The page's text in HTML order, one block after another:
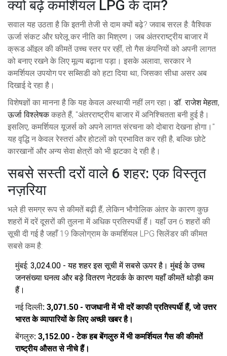
क्यों बढ़े कमर्शियल LPG के दाम?
सवाल यह उठता है कि इतनी तेजी से दाम क्यों बढ़े? जवाब सरल है: वैश्विक
ऊर्जा संकट और घरेलू कर नीति का मिश्रण। जब अंतरराष्ट्रीय बाजार में
क्रूड ऑइल की कीमतें उच्च स्तर पर रहीं, तो गैस कंपनियों को अपनी लागत
को बनाए रखने के लिए मूल्य बढ़ाना पड़ा। इसके अलावा, सरकार ने
कमर्शियल उपयोग पर सब्सिडी को हटा दिया था, जिसका सीधा असर अब
दिखाई दे रहा है।
विशेषज्ञों का मानना है कि यह केवल अस्थायी नहीं लग रहा।डॉ. राजेश मेहता,
ऊर्जा विश्लेषककहते हैं, "अंतरराष्ट्रीय बाजार में अनिश्चितता बनी हुई है।
इसलिए, कमर्शियल यूजर्स को अपने लागत संरचना को दोबारा देखना होगा।"
यह वृद्धि न केवल रेस्तरां और होटलों को प्रभावित कर रही है, बल्कि छोटे
कारखानों और अन्य सेवा क्षेत्रों को भी झटका दे रही है।
सबसे सस्ती दरों वाले 6 शहर: एक विस्तृत
नज़रिया
भले ही समग्र रूप से कीमतें बढ़ी हैं, लेकिन भौगोलिक अंतर के कारण कुछ
शहरों में दरें दूसरों की तुलना में अधिक प्रतिस्पर्धी हैं। यहाँ उन 6 शहरों की
सूची दी गई है जहाँ 19 किलोग्राम के कमर्शियल LPG सिलेंडर की कीमत
सबसे कम है:
मुंबई: ₹3,024.00 - यह शहर इस सूची में सबसे ऊपर है। मुंबई के उच्च
जनसंख्या घनत्व और बड़े वितरण नेटवर्क के कारण यहाँ कीमतें थोड़ी कम
हैं।
नई दिल्ली: ₹3,071.50 - राजधानी में भी दरें काफी प्रतिस्पर्धी हैं, जो उत्तर
भारत के व्यापारियों के लिए अच्छी खबर है।
बेंगलुरु: ₹3,152.00 - टेक हब बेंगलुरु में भी कमर्शियल गैस की कीमतें
राष्ट्रीय औसत से नीचे हैं।